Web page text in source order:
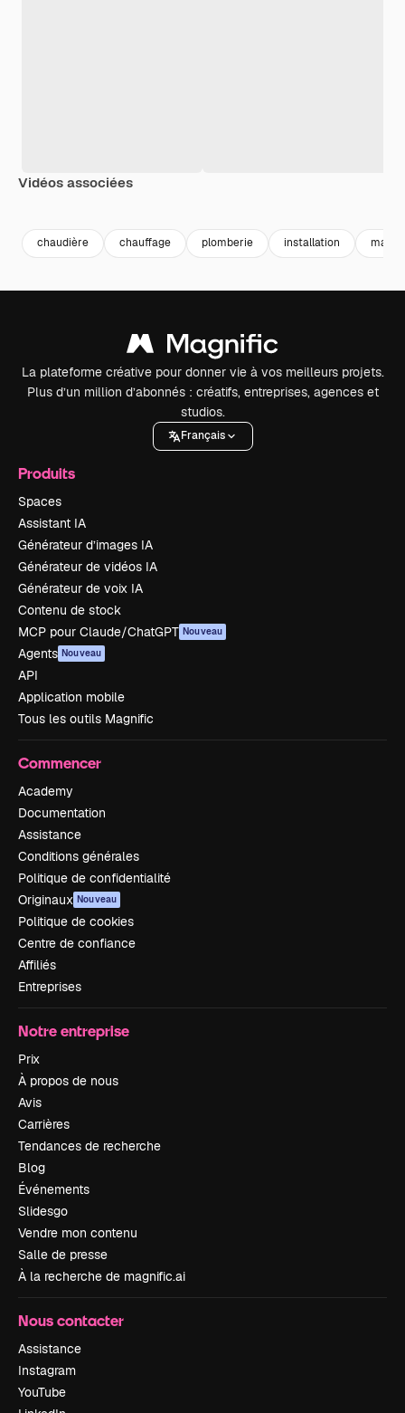
Vidéos associées
chaudière chauffage plomberie installation
La plateforme créative pour donner vie à vos meilleurs projets.
Plus d’un million d’abonnés : créatifs, entreprises, agences et
studios.
Français
Produits
Spaces
Assistant IA
Générateur d’images IA
Générateur de vidéos IA
Générateur de voix IA
Contenu de stock
MCP pour Claude/ChatGPT Nouveau
Agents Nouveau
API
Application mobile
Tous les outils Magnific
Commencer
Academy
Documentation
Assistance
Conditions générales
Politique de confidentialité
Originaux Nouveau
Politique de cookies
Centre de confiance
Affiliés
Entreprises
Notre entreprise
Prix
À propos de nous
Avis
Carrières
Tendances de recherche
Blog
Événements
Slidesgo
Vendre mon contenu
Salle de presse
À la recherche de magnific.ai
Nous contacter
Assistance
Instagram
YouTube